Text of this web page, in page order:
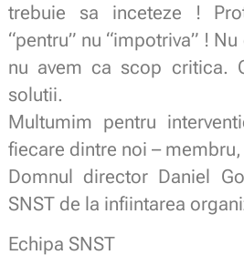
trebuie sa inceteze !
“pentru” nu “impotriva” !
nu avem ca scop critica.
solutii.
Multumim pentru
fiecare dintre noi –
Domnul director Daniel
SNST de la infiintarea
Echipa SNST